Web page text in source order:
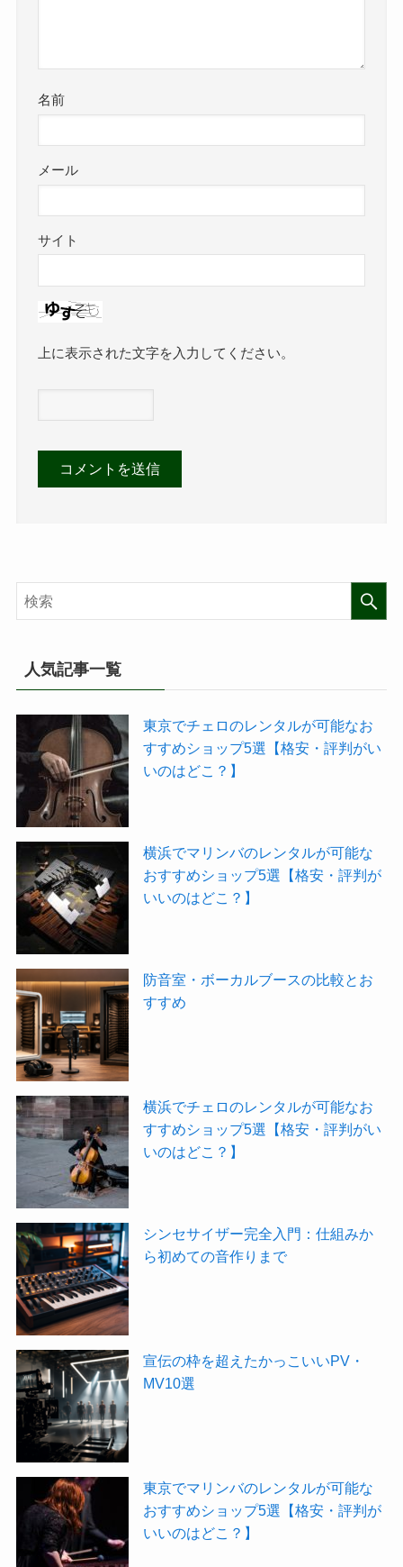
名前
メール
サイト
上に表示された文字を入力してください。
人気記事一覧
東京でチェロのレンタルが可能なお
すすめショップ5選【格安・評判がい
いのはどこ？】
横浜でマリンバのレンタルが可能な
おすすめショップ5選【格安・評判が
いいのはどこ？】
防音室・ボーカルブースの比較とお
すすめ
横浜でチェロのレンタルが可能なお
すすめショップ5選【格安・評判がい
いのはどこ？】
シンセサイザー完全入門：仕組みか
ら初めての音作りまで
宣伝の枠を超えたかっこいいPV・
MV10選
東京でマリンバのレンタルが可能な
おすすめショップ5選【格安・評判が
いいのはどこ？】